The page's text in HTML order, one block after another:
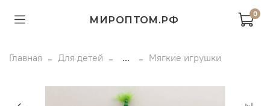
МИРОПТОМ.РФ
0
Главная Для детей ... Мягкие игрушки